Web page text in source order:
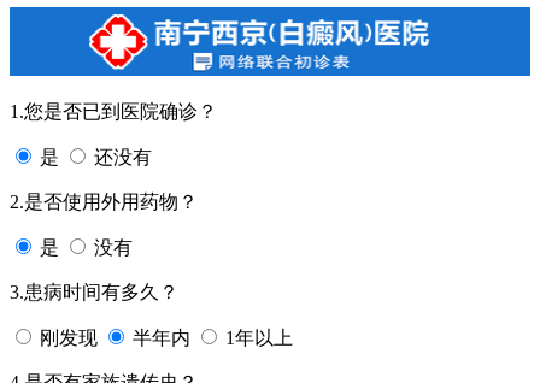
1.您是否已到医院确诊？
是 还没有
2.是否使用外用药物？
是 没有
3.患病时间有多久？
刚发现 半年内 1年以上